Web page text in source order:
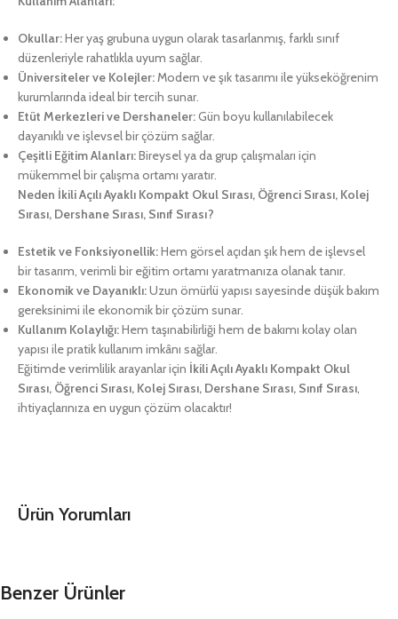
Okullar:Her yaş grubuna uygun olarak tasarlanmış, farklı sınıf
düzenleriyle rahatlıkla uyum sağlar.
Üniversiteler ve Kolejler:Modern ve şık tasarımı ile yükseköğrenim
kurumlarında ideal bir tercih sunar.
Etüt Merkezleri ve Dershaneler:Gün boyu kullanılabilecek
dayanıklı ve işlevsel bir çözüm sağlar.
Çeşitli Eğitim Alanları:Bireysel ya da grup çalışmaları için
mükemmel bir çalışma ortamı yaratır.
Neden İkili Açılı Ayaklı Kompakt Okul Sırası, Öğrenci Sırası, Kolej
Sırası, Dershane Sırası, Sınıf Sırası?
Estetik ve Fonksiyonellik:Hem görsel açıdan şık hem de işlevsel
bir tasarım, verimli bir eğitim ortamı yaratmanıza olanak tanır.
Ekonomik ve Dayanıklı:Uzun ömürlü yapısı sayesinde düşük bakım
gereksinimi ile ekonomik bir çözüm sunar.
Kullanım Kolaylığı:Hem taşınabilirliği hem de bakımı kolay olan
yapısı ile pratik kullanım imkânı sağlar.
Eğitimde verimlilik arayanlar için İkili Açılı Ayaklı Kompakt Okul
Sırası, Öğrenci Sırası, Kolej Sırası, Dershane Sırası, Sınıf Sırası,
ihtiyaçlarınıza en uygun çözüm olacaktır!
Ürün Yorumları
Benzer Ürünler